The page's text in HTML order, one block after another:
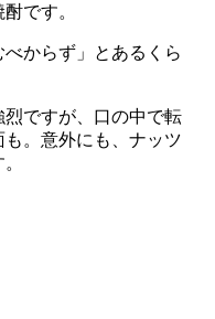
です。
からず」とあるくら
ですが、口の中で転
。意外にも、ナッツ